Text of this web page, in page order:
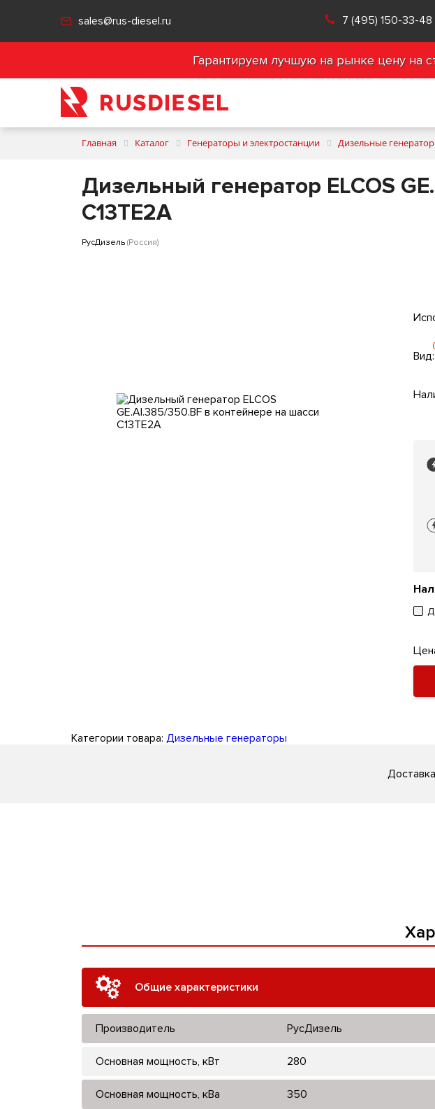
sales@rus-diesel.ru 7 (495) 150-33-48
Гарантируем лучшую на рынке цену на
Главная Каталог Генераторы и электростанции Дизельные
Дизельный генератор ELCOS
C13TE2A
РусДизель (Россия)
Вид:
Категории товара: Дизельные генераторы
Доставка
Общие характеристики
Производитель РусДизель
Основная мощность, кВт 280
Основная мощность, кВа 350